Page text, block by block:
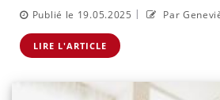
Publié le 19.05.2025 | Par
LIRE L'ARTICLE